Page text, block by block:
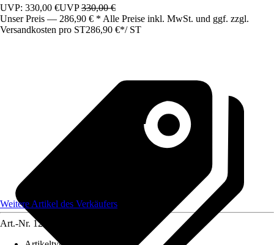
UVP: 330,00 €UVP330,00 €
Unser Preis — 286,90 € * Alle Preise inkl. MwSt. und ggf. zzgl.
Versandkosten pro ST286,90 €*/ ST
Weitere Artikel des Verkäufers
Art.-Nr. 12583397